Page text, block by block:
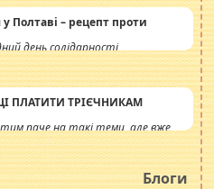
у Полтаві – рецепт проти
день солідарності
ПЛАТИТИ ТРІЄЧНИКАМ
тим паче на такі теми, але вже
сьогоднішні інсенуації
питання. Штучно
соціальна катастрофа.
Блоги